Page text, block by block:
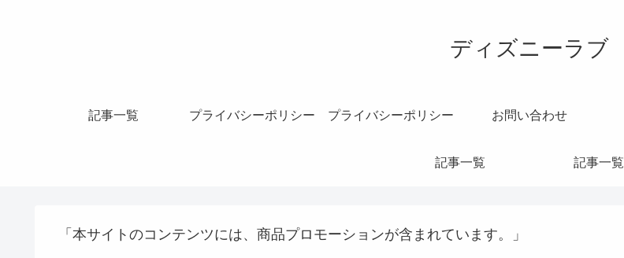
ディズニーラブ
記事一覧 プライバシーポリシー プライバシーポリシー お問い合わせ
記事一覧 記事一覧
「本サイトのコンテンツには、商品プロモーションが含まれています。」